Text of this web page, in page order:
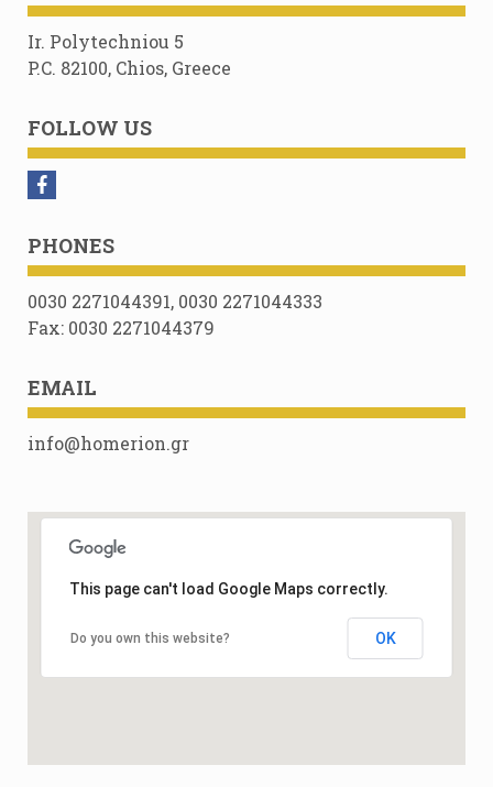
Ir. Polytechniou 5
P.C. 82100, Chios, Greece
FOLLOW US
PHONES
0030 2271044391, 0030 2271044333
Fax: 0030 2271044379
EMAIL
info@homerion.gr
This page can't load Google Maps correctly.
Do you own this website? OK